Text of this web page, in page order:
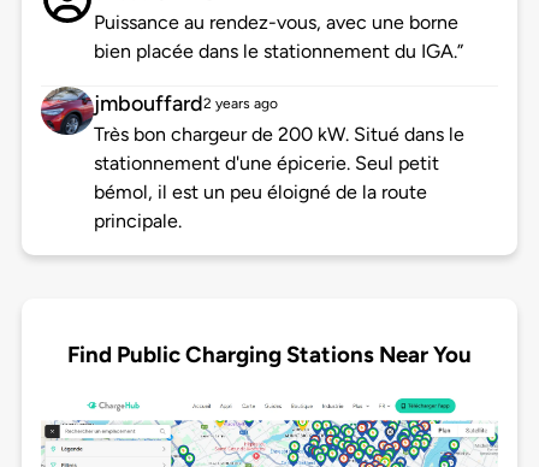
Puissance au rendez-vous, avec une borne
bien placée dans le stationnement du IGA.”
jmbouffard2 years ago
Très bon chargeur de 200 kW. Situé dans le
stationnement d'une épicerie. Seul petit
bémol, il est un peu éloigné de la route
principale.
Find Public Charging Stations Near You